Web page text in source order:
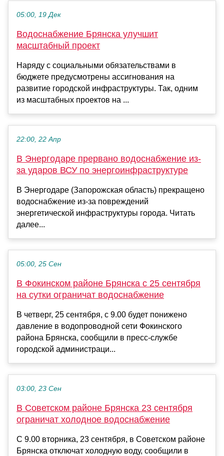
05:00, 19 Дек
Водоснабжение Брянска улучшит
масштабный проект
Наряду с социальными обязательствами в
бюджете предусмотрены ассигнования на
развитие городской инфраструктуры. Так, одним
из масштабных проектов на ...
22:00, 22 Апр
В Энергодаре прервано водоснабжение из-
за ударов ВСУ по энергоинфраструктуре
В Энергодаре (Запорожская область) прекращено
водоснабжение из-за повреждений
энергетической инфраструктуры города. Читать
далее...
05:00, 25 Сен
В Фокинском районе Брянска с 25 сентября
на сутки ограничат водоснабжение
В четверг, 25 сентября, с 9.00 будет понижено
давление в водопроводной сети Фокинского
района Брянска, сообщили в пресс-службе
городской администраци...
03:00, 23 Сен
В Советском районе Брянска 23 сентября
ограничат холодное водоснабжение
С 9.00 вторника, 23 сентября, в Советском районе
Брянска отключат холодную воду, сообщили в